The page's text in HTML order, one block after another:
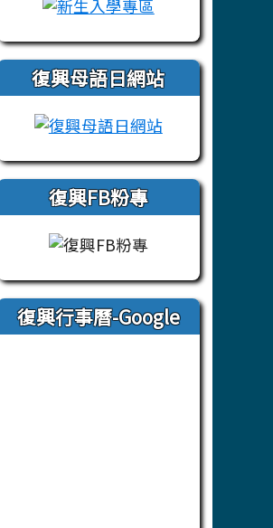
復興母語日網站
link to https://
復興FB粉專
復興行事曆-Google